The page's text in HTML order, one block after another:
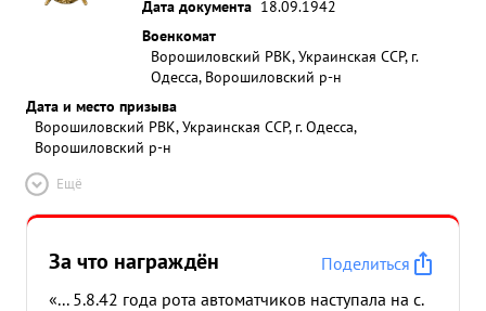
Дата документа 18.09.1942
Военкомат
Ворошиловский РВК, Украинская ССР, г.
Одесса, Ворошиловский р-н
Дата и место призыва
Ворошиловский РВК, Украинская ССР, г. Одесса,
Ворошиловский р-н
Ещё
За что награждён
Поделиться
«... 5.8.42 года рота автоматчиков наступала на с.